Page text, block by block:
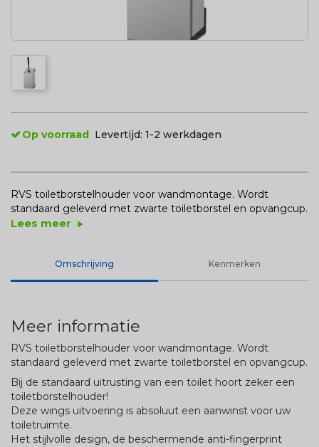
Op voorraad Levertijd: 1-2 werkdagen
RVS toiletborstelhouder voor wandmontage. Wordt
standaard geleverd met zwarte toiletborstel en opvangcup.
Lees meer play_arrow
Omschrijving Kenmerken
Meer informatie
RVS toiletborstelhouder voor wandmontage. Wordt
standaard geleverd met zwarte toiletborstel en opvangcup.
Bij de standaard uitrusting van een toilet hoort zeker een
toiletborstelhouder!
Deze wings uitvoering is absoluut een aanwinst voor uw
toiletruimte.
Het stijlvolle design, de beschermende anti-fingerprint